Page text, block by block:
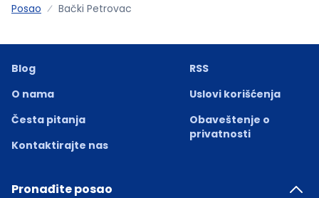
Posao Bački Petrovac
Blog
O nama
Česta pitanja
Kontaktirajte nas
RSS
Uslovi korišćenja
Obaveštenje o
privatnosti
Pronađite posao